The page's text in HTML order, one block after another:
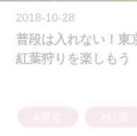
2018-10-28
普段は入れない！東
紅葉狩りを楽しもう